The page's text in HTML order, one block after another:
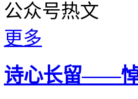
公众号热文
更多
诗心长留——